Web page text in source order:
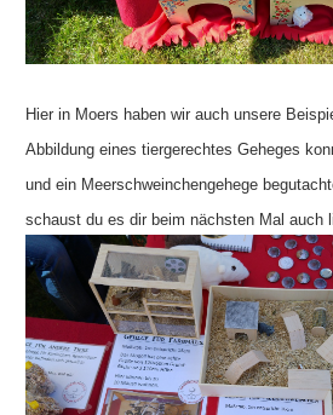
Hier in Moers haben wir auch unsere
Abbildung eines tiergerechtes Geheges
und ein Meerschweinchengehege
schaust du es dir beim nächsten Mal auch